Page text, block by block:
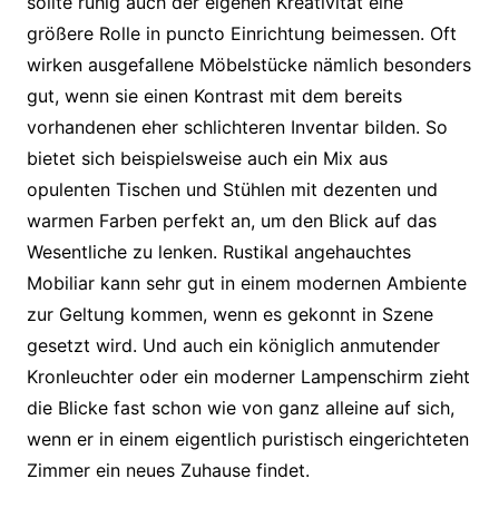
größere Rolle in puncto Einrichtung beimessen. Oft
wirken ausgefallene Möbelstücke nämlich besonders
gut, wenn sie einen Kontrast mit dem bereits
vorhandenen eher schlichteren Inventar bilden. So
bietet sich beispielsweise auch ein Mix aus
opulenten Tischen und Stühlen mit dezenten und
warmen Farben perfekt an, um den Blick auf das
Wesentliche zu lenken. Rustikal angehauchtes
Mobiliar kann sehr gut in einem modernen Ambiente
zur Geltung kommen, wenn es gekonnt in Szene
gesetzt wird. Und auch ein königlich anmutender
Kronleuchter oder ein moderner Lampenschirm zieht
die Blicke fast schon wie von ganz alleine auf sich,
wenn er in einem eigentlich puristisch eingerichteten
Zimmer ein neues Zuhause findet.